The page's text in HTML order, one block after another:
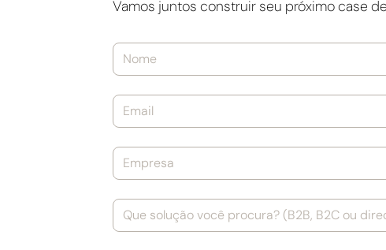
Vamos juntos construir seu próximo case